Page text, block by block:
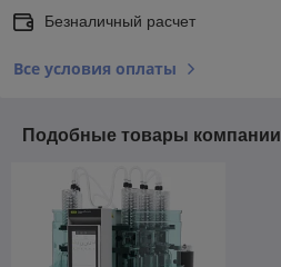
Безналичный расчет
Все условия оплаты
Подобные товары компании